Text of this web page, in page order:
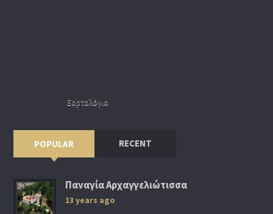
Εορτολόγιο
POPULAR RECENT
Παναγία Αρχαγγελιώτισσα
13 years ago